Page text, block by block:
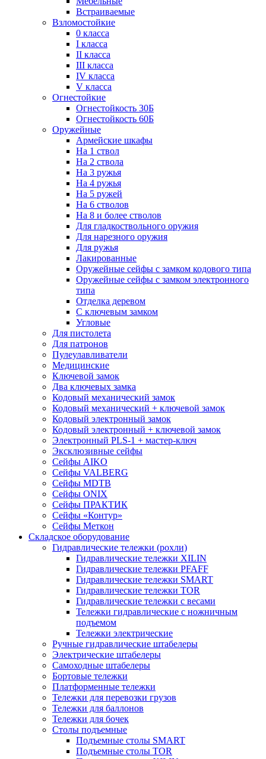
Встраиваемые
Взломостойкие
0 класса
I класса
II класса
III класса
IV класса
V класса
Огнестойкие
Огнестойкость 30Б
Огнестойкость 60Б
Оружейные
Армейские шкафы
На 1 ствол
На 2 ствола
На 3 ружья
На 4 ружья
На 5 ружей
На 6 стволов
На 8 и более стволов
Для гладкоствольного оружия
Для нарезного оружия
Для ружья
Лакированные
Оружейные сейфы с замком кодового типа
Оружейные сейфы с замком электронного
типа
Отделка деревом
С ключевым замком
Угловые
Для пистолета
Для патронов
Пулеулавливатели
Медицинские
Ключевой замок
Два ключевых замка
Кодовый механический замок
Кодовый механический + ключевой замок
Кодовый электронный замок
Кодовый электронный + ключевой замок
Электронный PLS-1 + мастер-ключ
Эксклюзивные сейфы
Сейфы AIKO
Сейфы VALBERG
Сейфы MDTB
Сейфы ONIX
Сейфы ПРАКТИК
Сейфы «Контур»
Сейфы Меткон
Складское оборудование
Гидравлические тележки (рохли)
Гидравлические тележки XILIN
Гидравлические тележки PFAFF
Гидравлические тележки SMART
Гидравлические тележки TOR
Гидравлические тележки с весами
Тележки гидравлические с ножничным
подъемом
Тележки электрические
Ручные гидравлические штабелеры
Электрические штабелеры
Самоходные штабелеры
Бортовые тележки
Платформенные тележки
Тележки для перевозки грузов
Тележки для баллонов
Тележки для бочек
Столы подъемные
Подъемные столы SMART
Подъемные столы TOR